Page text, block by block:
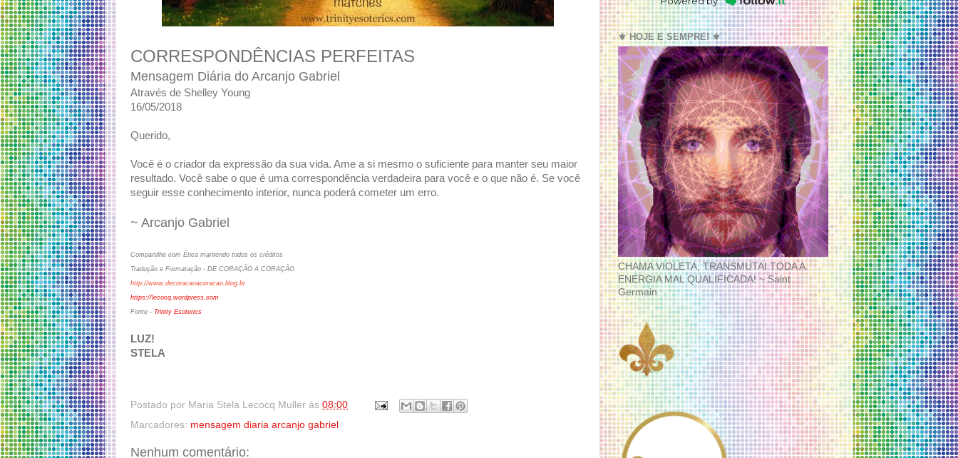
CORRESPONDÊNCIAS PERFEITAS
Mensagem Diária do Arcanjo Gabriel
Através de Shelley Young
16/05/2018
Querido,
Você é o criador da expressão da sua vida. Ame a si mesmo o suficiente para manter seu maior
resultado. Você sabe o que é uma correspondência verdadeira para você e o que não é. Se você
seguir esse conhecimento interior, nunca poderá cometer um erro.
~ Arcanjo Gabriel
Compartilhe com Ética mantendo todos os créditos
Tradução e Formatação - DE CORAÇÃO A CORAÇÃO
http://www.decoracaoacoracao.blog.br
https://lecocq.wordpress.com
Fonte - Trinity Esoterics
LUZ!
STELA
Postado por Maria Stela Lecocq Muller às 08:00
Marcadores: mensagem diaria arcanjo gabriel
Nenhum comentário:
⚜️ HOJE E SEMPRE! ⚜️
CHAMA VIOLETA, TRANSMUTAI TODA A
ENERGIA MAL QUALIFICADA! ~ Saint
Germain